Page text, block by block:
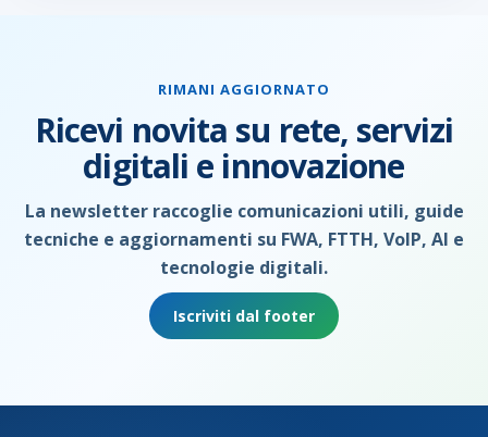
RIMANI AGGIORNATO
Ricevi novita su rete, servizi
digitali e innovazione
La newsletter raccoglie comunicazioni utili, guide
tecniche e aggiornamenti su FWA, FTTH, VoIP, AI e
tecnologie digitali.
Iscriviti dal footer